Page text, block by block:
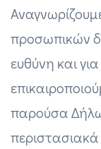
προσωπικών
ευθύνη και
παρούσα